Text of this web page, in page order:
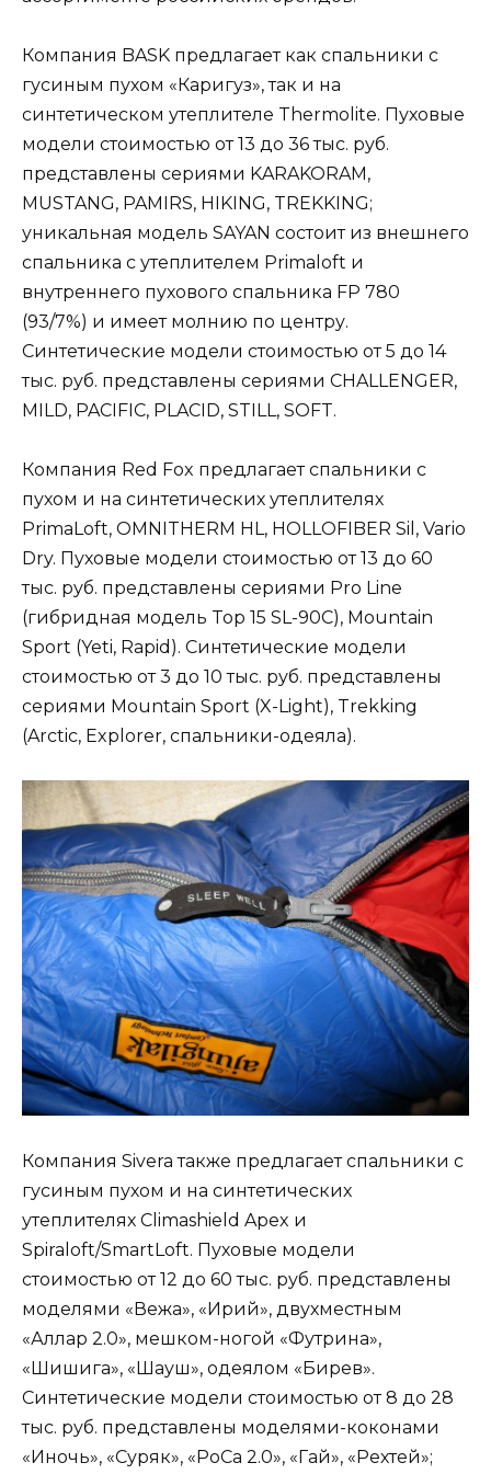
Компания BASK предлагает как спальники с
гусиным пухом «Каригуз», так и на
синтетическом утеплителе Thermolite. Пуховые
модели стоимостью от 13 до 36 тыс. руб.
представлены сериями KARAKORAM,
MUSTANG, PAMIRS, HIKING, TREKKING;
уникальная модель SAYAN состоит из внешнего
спальника с утеплителем Primaloft и
внутреннего пухового спальника FP 780
(93/7%) и имеет молнию по центру.
Синтетические модели стоимостью от 5 до 14
тыс. руб. представлены сериями CHALLENGER,
MILD, PACIFIC, PLACID, STILL, SOFT.
Компания Red Fox предлагает спальники с
пухом и на синтетических утеплителях
PrimaLoft, OMNITHERM HL, HOLLOFIBER Sil, Vario
Dry. Пуховые модели стоимостью от 13 до 60
тыс. руб. представлены сериями Pro Line
(гибридная модель Top 15 SL-90C), Mountain
Sport (Yeti, Rapid). Синтетические модели
стоимостью от 3 до 10 тыс. руб. представлены
сериями Mountain Sport (X-Light), Trekking
(Arctic, Explorer, спальники-одеяла).
Компания Sivera также предлагает спальники с
гусиным пухом и на синтетических
утеплителях Climashield Apex и
Spiraloft/SmartLoft. Пуховые модели
стоимостью от 12 до 60 тыс. руб. представлены
моделями «Вежа», «Ирий», двухместным
«Аллар 2.0», мешком-ногой «Футрина»,
«Шишига», «Шауш», одеялом «Бирев».
Синтетические модели стоимостью от 8 до 28
тыс. руб. представлены моделями-коконами
«Иночь», «Суряк», «РоСа 2.0», «Гай», «Рехтей»;